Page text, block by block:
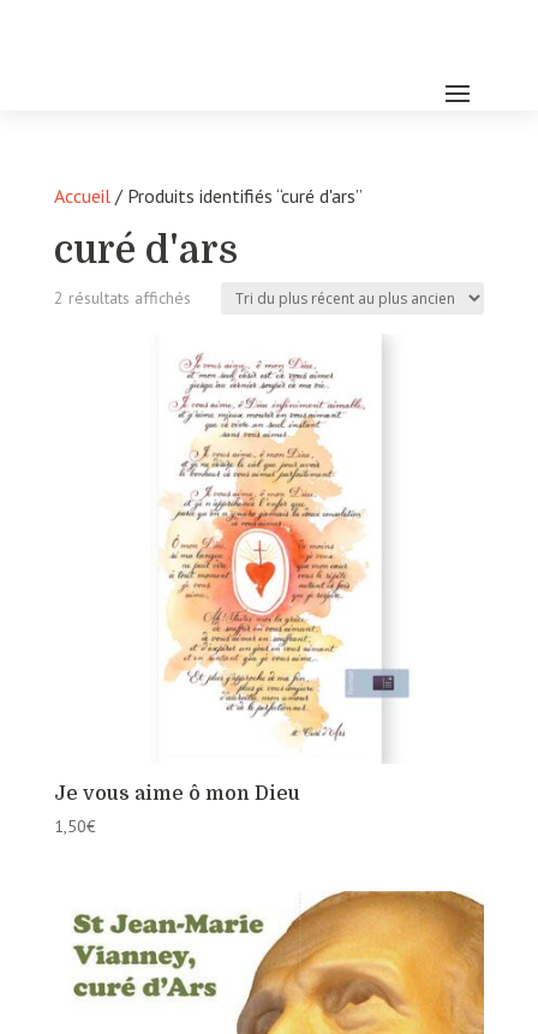
Accueil/ Produits identifiés “curé d'ars”
curé d'ars
2 résultats affichésTrié
plus
récent
au
plus
ancien
Je vous aime ô mon Dieu
1,50€